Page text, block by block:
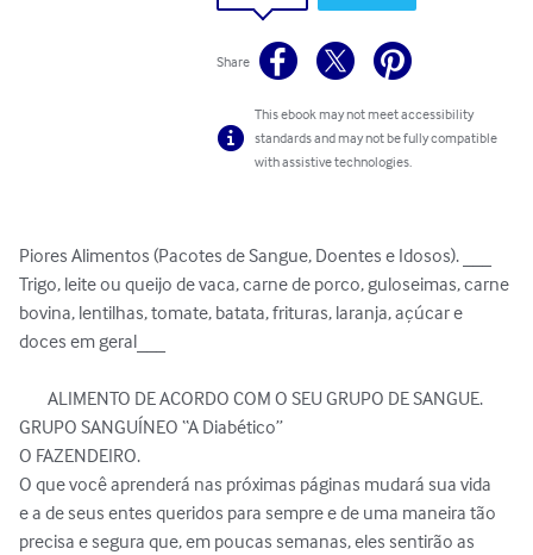
Share
This ebook may not meet accessibility
standards and may not be fully compatible
with assistive technologies.
Piores Alimentos (Pacotes de Sangue, Doentes e Idosos). ___
Trigo, leite ou queijo de vaca, carne de porco, guloseimas, carne
bovina, lentilhas, tomate, batata, frituras, laranja, açúcar e
doces em geral___
GRUPO SANGUÍNEO “A Diabético”
O FAZENDEIRO.
O que você aprenderá nas próximas páginas mudará sua vida
e a de seus entes queridos para sempre e de uma maneira tão
precisa e segura que, em poucas semanas, eles sentirão as